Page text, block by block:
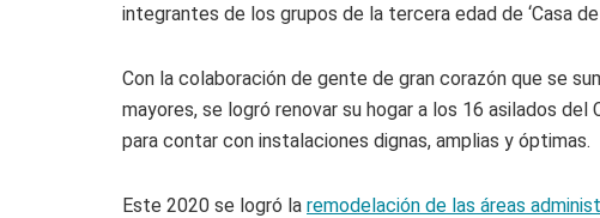
integrantes de los grupos de la tercera edad de ‘Casa de
Con la colaboración de gente de gran corazón que se
mayores, se logró renovar su hogar a los 16 asilados del
para contar con instalaciones dignas, amplias y óptimas.
Este 2020 se logró la remodelación de las áreas